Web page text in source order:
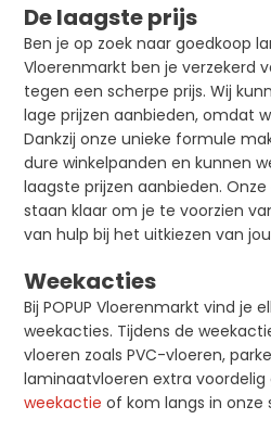
De laagste prijs
Ben je op zoek naar goedkoop
Vloerenmarkt ben je verzekerd
tegen een scherpe prijs. Wij
lage prijzen aanbieden, omdat
Dankzij onze unieke formule
dure winkelpanden en kunnen
laagste prijzen aanbieden.
staan klaar om je te voorzien
van hulp bij het uitkiezen van
Weekacties
Bij POPUP Vloerenmarkt vind je
weekacties. Tijdens de
vloeren zoals PVC-vloeren,
laminaatvloeren extra voordelig
weekactie of kom langs in onze